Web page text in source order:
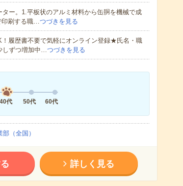
ー。1.平板状のアルミ材料から缶胴を機械で成
印刷する職…つづきを見る
履歴書不要で気軽にオンライン登録★氏名・職
しずつ増加中…つづきを見る
40代 50代 60代
（全国）
詳しく見る